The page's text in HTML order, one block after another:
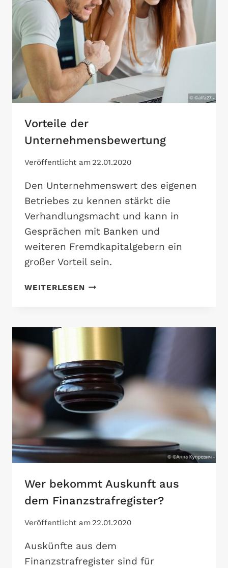
Vorteile der
Unternehmensbewertung
Veröffentlicht am 22.01.2020
Den Unternehmenswert des eigenen
Betriebes zu kennen stärkt die
Verhandlungsmacht und kann in
Gesprächen mit Banken und
weiteren Fremdkapitalgebern ein
großer Vorteil sein.
WEITERLESENVORTEILE
Wer bekommt Auskunft aus
dem Finanzstrafregister?
Veröffentlicht am 22.01.2020
Auskünfte aus dem
Finanzstrafregister sind für